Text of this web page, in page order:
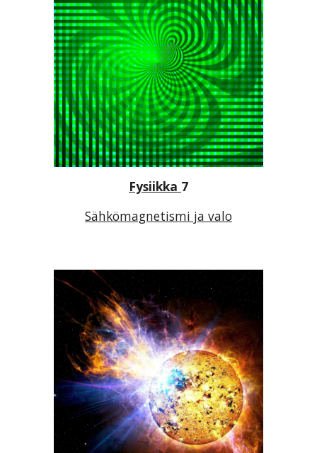
Fysiikka 7
Sähkömagnetismi ja valo